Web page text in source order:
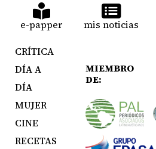
e-papper mis noticias
CRÍTICA
DÍA A
DÍA
MUJER
CINE
RECETAS
MIEMBRO
DE: